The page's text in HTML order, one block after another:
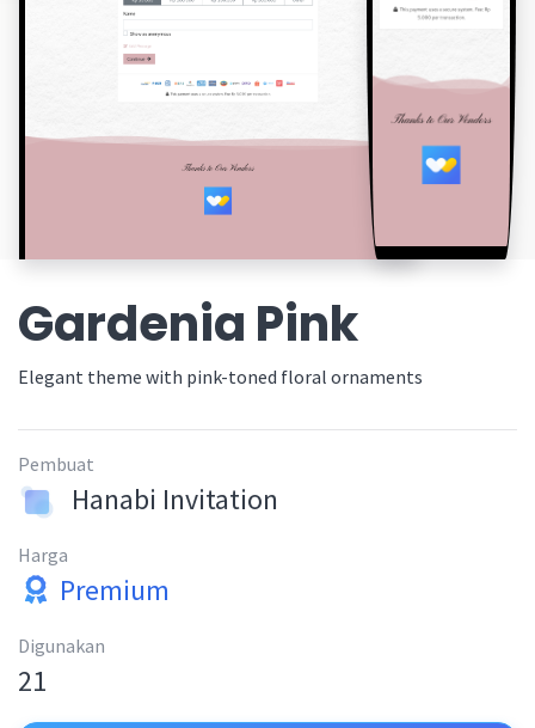
Gardenia Pink
Elegant theme with pink-toned floral ornaments
Pembuat
Hanabi Invitation
Harga
Premium
Digunakan
21